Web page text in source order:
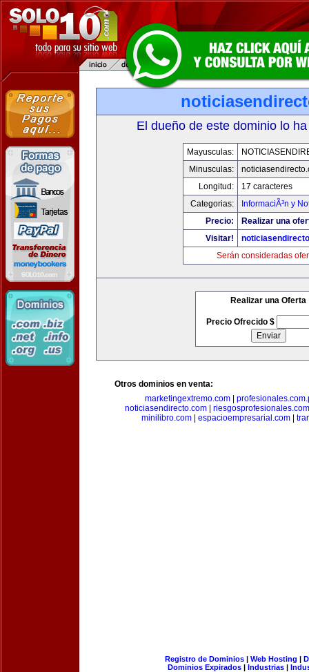
El dueño de este dominio lo
Mayusculas:
Minusculas:
Longitud:
17 caracteres
Categorias:
InformaciÃ³n y
Precio:
Realizar una
Visitar!
Serán consideradas
Realizar una Oferta
Precio Ofrecido $
Otros dominios en venta:
marketingextremo.com|
noticiasendirecto.com
riesgosprofesionales.com
minilibro.com| espacioempresarial.com|
Registro de Dominios| Web Hosting |
Dominios Expirados | Industrias |